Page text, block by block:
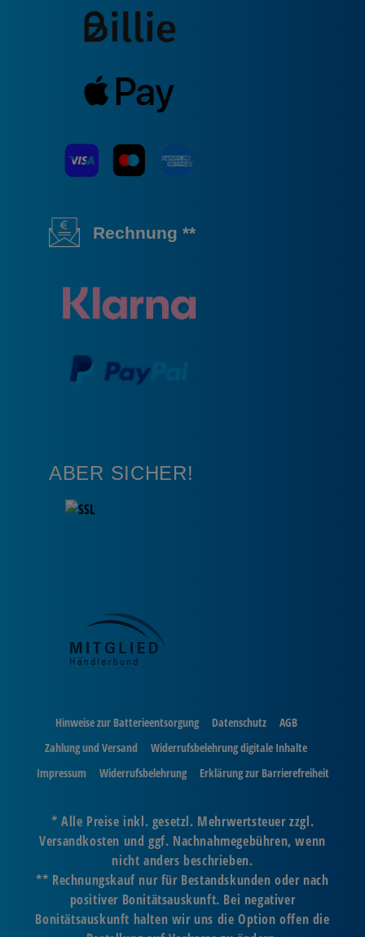
Rechnung **
ABER SICHER!
Hinweise zur Batterieentsorgung Datenschutz
AGB
Zahlung und Versand
Widerrufsbelehrung digitale Inhalte
Impressum
Widerrufsbelehrung Erklärung zur Barrierefreiheit
* Alle Preise inkl. gesetzl. Mehrwertsteuer zzgl.
Versandkosten und ggf. Nachnahmegebühren, wenn
nicht anders beschrieben.
** Rechnungskauf nur für Bestandskunden oder nach
positiver Bonitätsauskunft. Bei negativer
Bonitätsauskunft halten wir uns die Option offen die